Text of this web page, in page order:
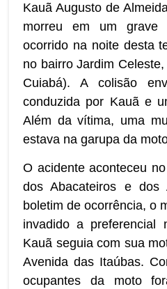
Kauã Augusto de
morreu em um grave
ocorrido na noite desta
no bairro Jardim
Cuiabá). A colisão
conduzida por Kauã e
Além da vítima, uma
estava na garupa da
O acidente aconteceu
dos Abacateiros e dos
boletim de ocorrência, o
invadido a preferencial
Kauã seguia com sua
Avenida das Itaúbas.
ocupantes da moto